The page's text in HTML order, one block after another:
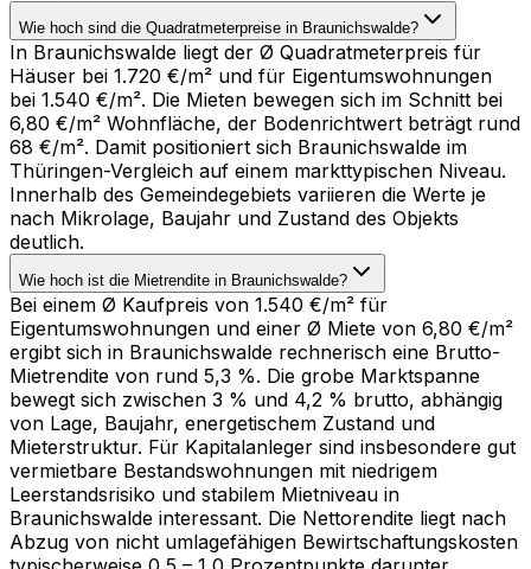
Wie hoch sind die Quadratmeterpreise in Braunichswalde?
In Braunichswalde liegt der Ø Quadratmeterpreis für
Häuser bei 1.720 €/m² und für Eigentumswohnungen
bei 1.540 €/m². Die Mieten bewegen sich im Schnitt bei
6,80 €/m² Wohnfläche, der Bodenrichtwert beträgt rund
68 €/m². Damit positioniert sich Braunichswalde im
Thüringen-Vergleich auf einem markttypischen Niveau.
Innerhalb des Gemeindegebiets variieren die Werte je
nach Mikrolage, Baujahr und Zustand des Objekts
deutlich.
Wie hoch ist die Mietrendite in Braunichswalde?
Bei einem Ø Kaufpreis von 1.540 €/m² für
Eigentumswohnungen und einer Ø Miete von 6,80 €/m²
ergibt sich in Braunichswalde rechnerisch eine Brutto-
Mietrendite von rund 5,3 %. Die grobe Marktspanne
bewegt sich zwischen 3 % und 4,2 % brutto, abhängig
von Lage, Baujahr, energetischem Zustand und
Mieterstruktur. Für Kapitalanleger sind insbesondere gut
vermietbare Bestandswohnungen mit niedrigem
Leerstandsrisiko und stabilem Mietniveau in
Braunichswalde interessant. Die Nettorendite liegt nach
Abzug von nicht umlagefähigen Bewirtschaftungskosten